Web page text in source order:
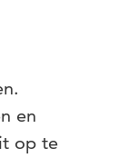
en
op te